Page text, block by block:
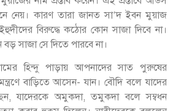
নেয়। কারণ তারা জানত সা’দ ইবন মুয়াজ
বিরুদ্ধে কঠোর কোন সাজা দিবে না।
সাজা সে দিতে পারবে না।
হিন্দু পাড়ায় আপনাদের সাত পুরুষের
বাড়িতে আসেন- যান। বৌদি বলে যাদের
যাদেরকে অমুকদা, তমুকদা বলে সম্বধন